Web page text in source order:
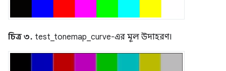
চিত্র ৩. test_tonemap_curve-এর মূল উদাহরণ।